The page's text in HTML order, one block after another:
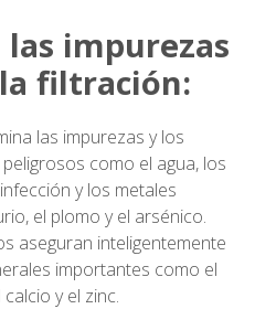
impurezas
filtración:
las impurezas y los
como el agua, los
y los metales
el plomo y el arsénico.
aseguran inteligentemente
importantes como el
y el zinc.